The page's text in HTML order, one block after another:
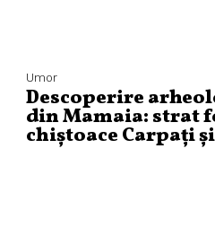
Umor
Descoperire
din Mamaia: strat
chiștoace Carpați